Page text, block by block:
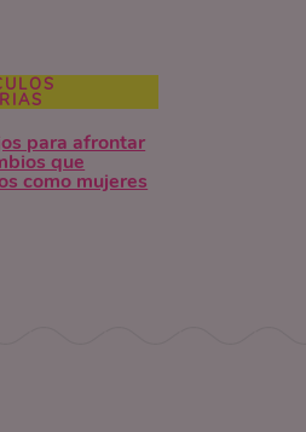
para afrontar
que
como mujeres